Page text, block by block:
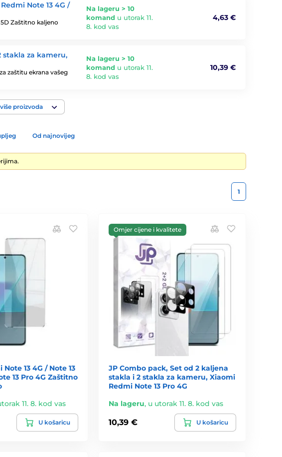
Note 13 4G /
Zaštitno kaljeno
Na lageru > 10
komand u utorak 11.
8. kod vas
4,63 €
stakla za kameru,
zaštitu ekrana vašeg
Na lageru > 10
komand u utorak 11.
8. kod vas
10,39 €
proizvoda
Od najnovijeg
1
13 4G / Note 13
13 Pro 4G Zaštitno
11. 8. kod vas
U košaricu
Omjer cijene i kvalitete
JP Combo pack, Set od 2 kaljena
stakla i 2 stakla za kameru, Xiaomi
Redmi Note 13 Pro 4G
Na lageru, u utorak 11. 8. kod vas
10,39 € U košaricu